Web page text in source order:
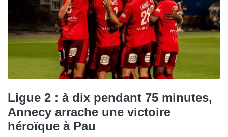
Ligue 2 : à dix pendant 75 minutes,
Annecy arrache une victoire
héroïque à Pau